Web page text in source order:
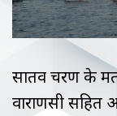
सातवें चरण के
वाराणसी सहित